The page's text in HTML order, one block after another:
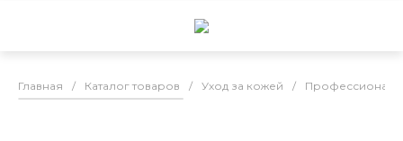
Главная / Каталог товаров / Уход за кожей /